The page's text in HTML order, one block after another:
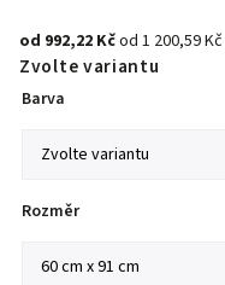
od 992,22 Kčod 1 200,59 Kč
Zvolte variantu
Barva
Rozměr